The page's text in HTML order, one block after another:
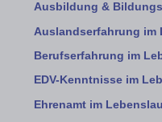
Ausbildung &
Auslandserfahrung im
Berufserfahrung im
EDV-Kenntnisse im
Ehrenamt im